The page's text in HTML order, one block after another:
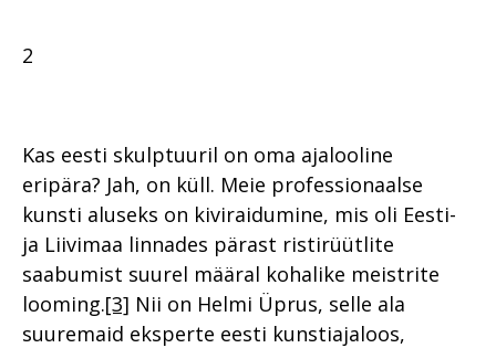
2
Kas eesti skulptuuril on oma ajalooline
eripära? Jah, on küll. Meie professionaalse
kunsti aluseks on kiviraidumine, mis oli Eesti-
ja Liivimaa linnades pärast ristirüütlite
saabumist suurel määral kohalike meistrite
looming.[3] Nii on Helmi Üprus, selle ala
suuremaid eksperte eesti kunstiajaloos,